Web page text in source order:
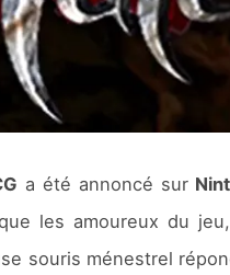
a été annoncé sur
les amoureux du
souris ménestrel